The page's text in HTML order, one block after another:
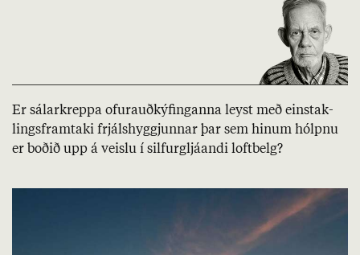
Er sál­ar­kreppa of­urauð­kýf­ing­anna leyst með ein­stak­
lings­fram­taki frjáls­hyggj­unn­ar þar sem hinum hólpnu
er boð­ið upp á veislu í silf­urgljá­andi loft­belg?